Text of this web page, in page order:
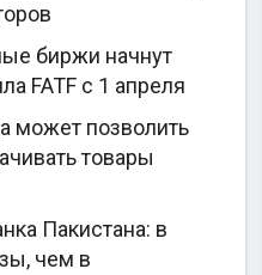
биржи начнут
FATF с 1 апреля
может позволить
товары
Пакистана: в
чем в